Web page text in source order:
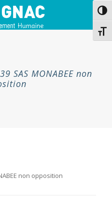
SAS MONABEE non
non opposition